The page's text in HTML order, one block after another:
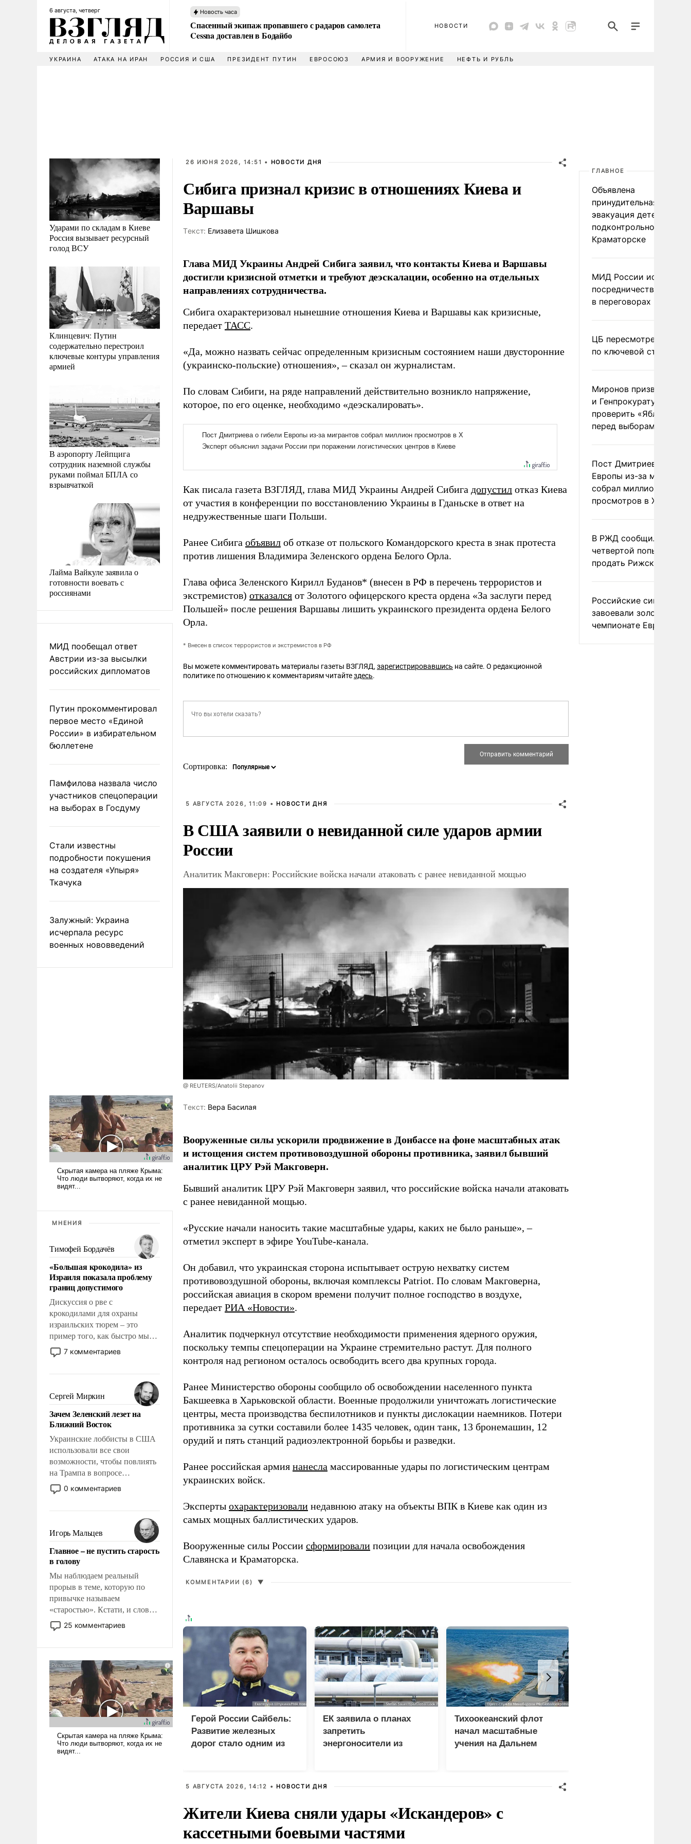
6 августа, четверг Новость часа
Спасенный экипаж пропавшего с радаров самолета
Cessna доставлен в Бодайбо
НОВОСТИ
УКРАИНА АТАКА НА ИРАН РОССИЯ И США ПРЕЗИДЕНТ ПУТИН ЕВРОСОЮЗ АРМИЯ И ВООРУЖЕНИЕ НЕФТЬ И РУБЛЬ
Ударами по складам в Киеве
Россия вызывает ресурсный
голод ВСУ
Клинцевич: Путин
содержательно перестроил
ключевые контуры управления
армией
В аэропорту Лейпцига
сотрудник наземной службы
руками поймал БПЛА со
взрывчаткой
Лайма Вайкуле заявила о
готовности воевать с
россиянами
МИД пообещал ответ
Австрии из-за высылки
российских дипломатов
Путин прокомментировал
первое место «Единой
России» в избирательном
бюллетене
Памфилова назвала число
участников спецоперации
на выборах в Госдуму
Стали известны
подробности покушения
на создателя «Упыря»
Ткачука
Залужный: Украина
исчерпала ресурс
военных нововведений
МНЕНИЯ
Тимофей Бордачёв
«Большая крокодила» из
Израиля показала проблему
границ допустимого
Дискуссия о рве с
крокодилами для охраны
израильских тюрем – это
пример того, как быстро мы
двигаемся по пути
революционных изменений.
псевдонаучной фантастики,
стало всерьез обсуждаемой
идеей.
7 комментариев
Сергей Миркин
Зачем Зеленский лезет на
Ближний Восток
Украинские лоббисты в США
использовали все свои
возможности, чтобы повлиять
на Трампа в вопросе
предоставления вооружений
своим нанимателям. Вероятно,
консультирует Киев, пришла в
голову мысль: хорошо бы
продемонстрировать, что
Украина вступила в
вооруженное противостояние
с Ираном.
0 комментариев
Игорь Мальцев
Главное – не пустить старость
в голову
Мы наблюдаем реальный
прорыв в теме, которую по
привычке называем
«старостью». Кстати, и слово-
то это уже стараются не
использовать – так же, как
что оно уже несет негативные
коннотации.
25 комментариев
26 ИЮНЯ 2026, 14:51 • НОВОСТИ ДНЯ
Сибига признал кризис в отношениях Киева и
Варшавы
Tекст: Елизавета Шишкова
Глава МИД Украины Андрей Сибига заявил, что контакты Киева и Варшавы
достигли кризисной отметки и требуют деэскалации, особенно на отдельных
направлениях сотрудничества.
Сибига охарактеризовал нынешние отношения Киева и Варшавы как кризисные,
передает ТАСС.
«Да, можно назвать сейчас определенным кризисным состоянием наши двусторонние
(украинско-польские) отношения», – сказал он журналистам.
По словам Сибиги, на ряде направлений действительно возникло напряжение,
которое, по его оценке, необходимо «деэскалировать».
Как писала газета ВЗГЛЯД, глава МИД Украины Андрей Сибига допустил отказ Киева
от участия в конференции по восстановлению Украины в Гданьске в ответ на
недружественные шаги Польши.
Ранее Сибига объявил об отказе от польского Командорского креста в знак протеста
против лишения Владимира Зеленского ордена Белого Орла.
Глава офиса Зеленского Кирилл Буданов* (внесен в РФ в перечень террористов и
экстремистов) отказался от Золотого офицерского креста ордена «За заслуги перед
Польшей» после решения Варшавы лишить украинского президента ордена Белого
Орла.
* Внесен в список террористов и экстремистов в РФ
Вы можете комментировать материалы газеты ВЗГЛЯД, зарегистрировавшись на сайте. О редакционной
политике по отношению к комментариям читайтездесь.
Сортировка:
5 АВГУСТА 2026, 11:09 • НОВОСТИ ДНЯ
В США заявили о невиданной силе ударов армии
России
Аналитик Макговерн: Российские войска начали атаковать с ранее невиданной мощью
@ REUTERS/Anatolii Stepanov
Tекст: Вера Басилая
Вооруженные силы ускорили продвижение в Донбассе на фоне масштабных атак
и истощения систем противовоздушной обороны противника, заявил бывший
аналитик ЦРУ Рэй Макговерн.
Бывший аналитик ЦРУ Рэй Макговерн заявил, что российские войска начали атаковать
с ранее невиданной мощью.
«Русские начали наносить такие масштабные удары, каких не было раньше», –
отметил эксперт в эфире YouTube-канала.
Он добавил, что украинская сторона испытывает острую нехватку систем
противовоздушной обороны, включая комплексы Patriot. По словам Макговерна,
российская авиация в скором времени получит полное господство в воздухе,
передает РИА «Новости».
Аналитик подчеркнул отсутствие необходимости применения ядерного оружия,
поскольку темпы спецоперации на Украине стремительно растут. Для полного
контроля над регионом осталось освободить всего два крупных города.
Ранее Министерство обороны сообщило об освобождении населенного пункта
Бакшеевка в Харьковской области. Военные продолжили уничтожать логистические
центры, места производства беспилотников и пункты дислокации наемников. Потери
противника за сутки составили более 1435 человек, один танк, 13 бронемашин, 12
орудий и пять станций радиоэлектронной борьбы и разведки.
Ранее российская армия нанесла массированные удары по логистическим центрам
украинских войск.
Эксперты охарактеризовали недавнюю атаку на объекты ВПК в Киеве как один из
самых мощных баллистических ударов.
Вооруженные силы России сформировали позиции для начала освобождения
Славянска и Краматорска.
КОММЕНТАРИИ (6) ▼
Герой России Сайбель:
Развитие железных
дорог стало одним из
ЕК заявила о планах
запретить
энергоносители из
Тихоокеанский флот
начал масштабные
учения на Дальнем
5 АВГУСТА 2026, 14:12 • НОВОСТИ ДНЯ
Жители Киева сняли удары «Искандеров» с
кассетными боевыми частями
ГЛАВНОЕ
Объявлена
принудительная
эвакуация детей в
подконтрольном Киеву
Краматорске
МИД России исключил
посредничество
в переговорах по
ЦБ пересмотрел
по ключевой ставке
Миронов призвал
и Генпрокуратуру
проверить «Яблоко»
перед выборами
Пост Дмитриева о
Европы из-за
собрал миллион
просмотров в X
В РЖД сообщили о
четвертой попытке
продать Рижский
Российские
завоевали золото на
чемпионате Европы